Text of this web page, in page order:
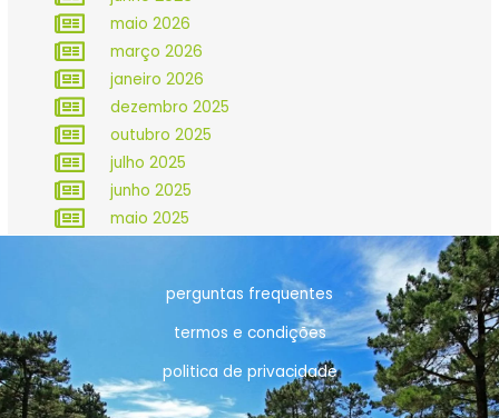
maio 2026
março 2026
janeiro 2026
dezembro 2025
outubro 2025
julho 2025
junho 2025
maio 2025
perguntas frequentes
termos e condições
politica de privacidade